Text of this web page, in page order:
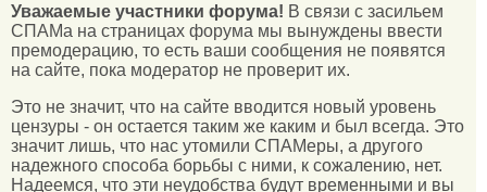
Уважаемые участники форума! В связи с засильем
СПАМа на страницах форума мы вынуждены ввести
премодерацию, то есть ваши сообщения не появятся
на сайте, пока модератор не проверит их.
Это не значит, что на сайте вводится новый уровень
цензуры - он остается таким же каким и был всегда. Это
значит лишь, что нас утомили СПАМеры, а другого
надежного способа борьбы с ними, к сожалению, нет.
Надеемся, что эти неудобства будут временными и вы